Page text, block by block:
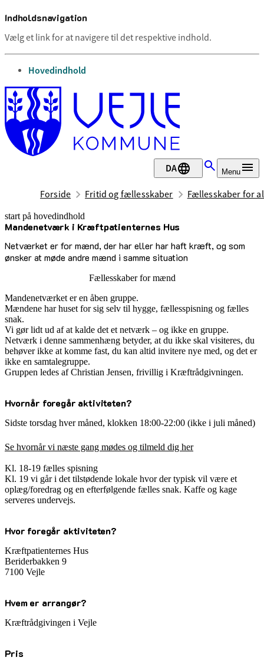
Indholdsnavigation
Vælg et link for at navigere til det respektive indhold.
gå til
Hovedindhold
DA Menu
Forside Fritid og fællesskaber Fællesskaber for
start på hovedindhold
Mandenetværk i Kræftpatienternes Hus
Netværket er for mænd, der har eller har haft kræft, og som
ønsker at møde andre mænd i samme situation
senest opdateret 12. maj 2026
Fællesskaber for mænd
Mandenetværket er en åben gruppe.
Mændene har huset for sig selv til hygge, fællesspisning og fælles
snak.
Vi gør lidt ud af at kalde det et netværk – og ikke en gruppe.
Netværk i denne sammenhæng betyder, at du ikke skal visiteres, du
behøver ikke at komme fast, du kan altid invitere nye med, og det er
ikke en samtalegruppe.
Gruppen ledes af Christian Jensen, frivillig i Kræftrådgivningen.
Hvornår foregår aktiviteten?
Sidste torsdag hver måned, klokken 18:00-22:00 (ikke i juli måned)
Se hvornår vi næste gang mødes og tilmeld dig her
Kl. 18-19 fælles spisning
Kl. 19 vi går i det tilstødende lokale hvor der typisk vil være et
oplæg/foredrag og en efterfølgende fælles snak. Kaffe og kage
serveres undervejs.
Hvor foregår aktiviteten?
Kræftpatienternes Hus
Beriderbakken 9
7100 Vejle
Hvem er arrangør?
Kræftrådgivingen i Vejle
Pris